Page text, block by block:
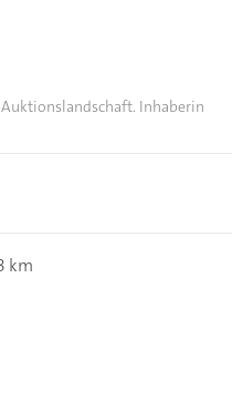
Inhaberin
km